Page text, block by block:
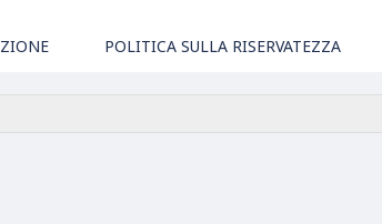
POLITICA SULLA RISERVATEZZA